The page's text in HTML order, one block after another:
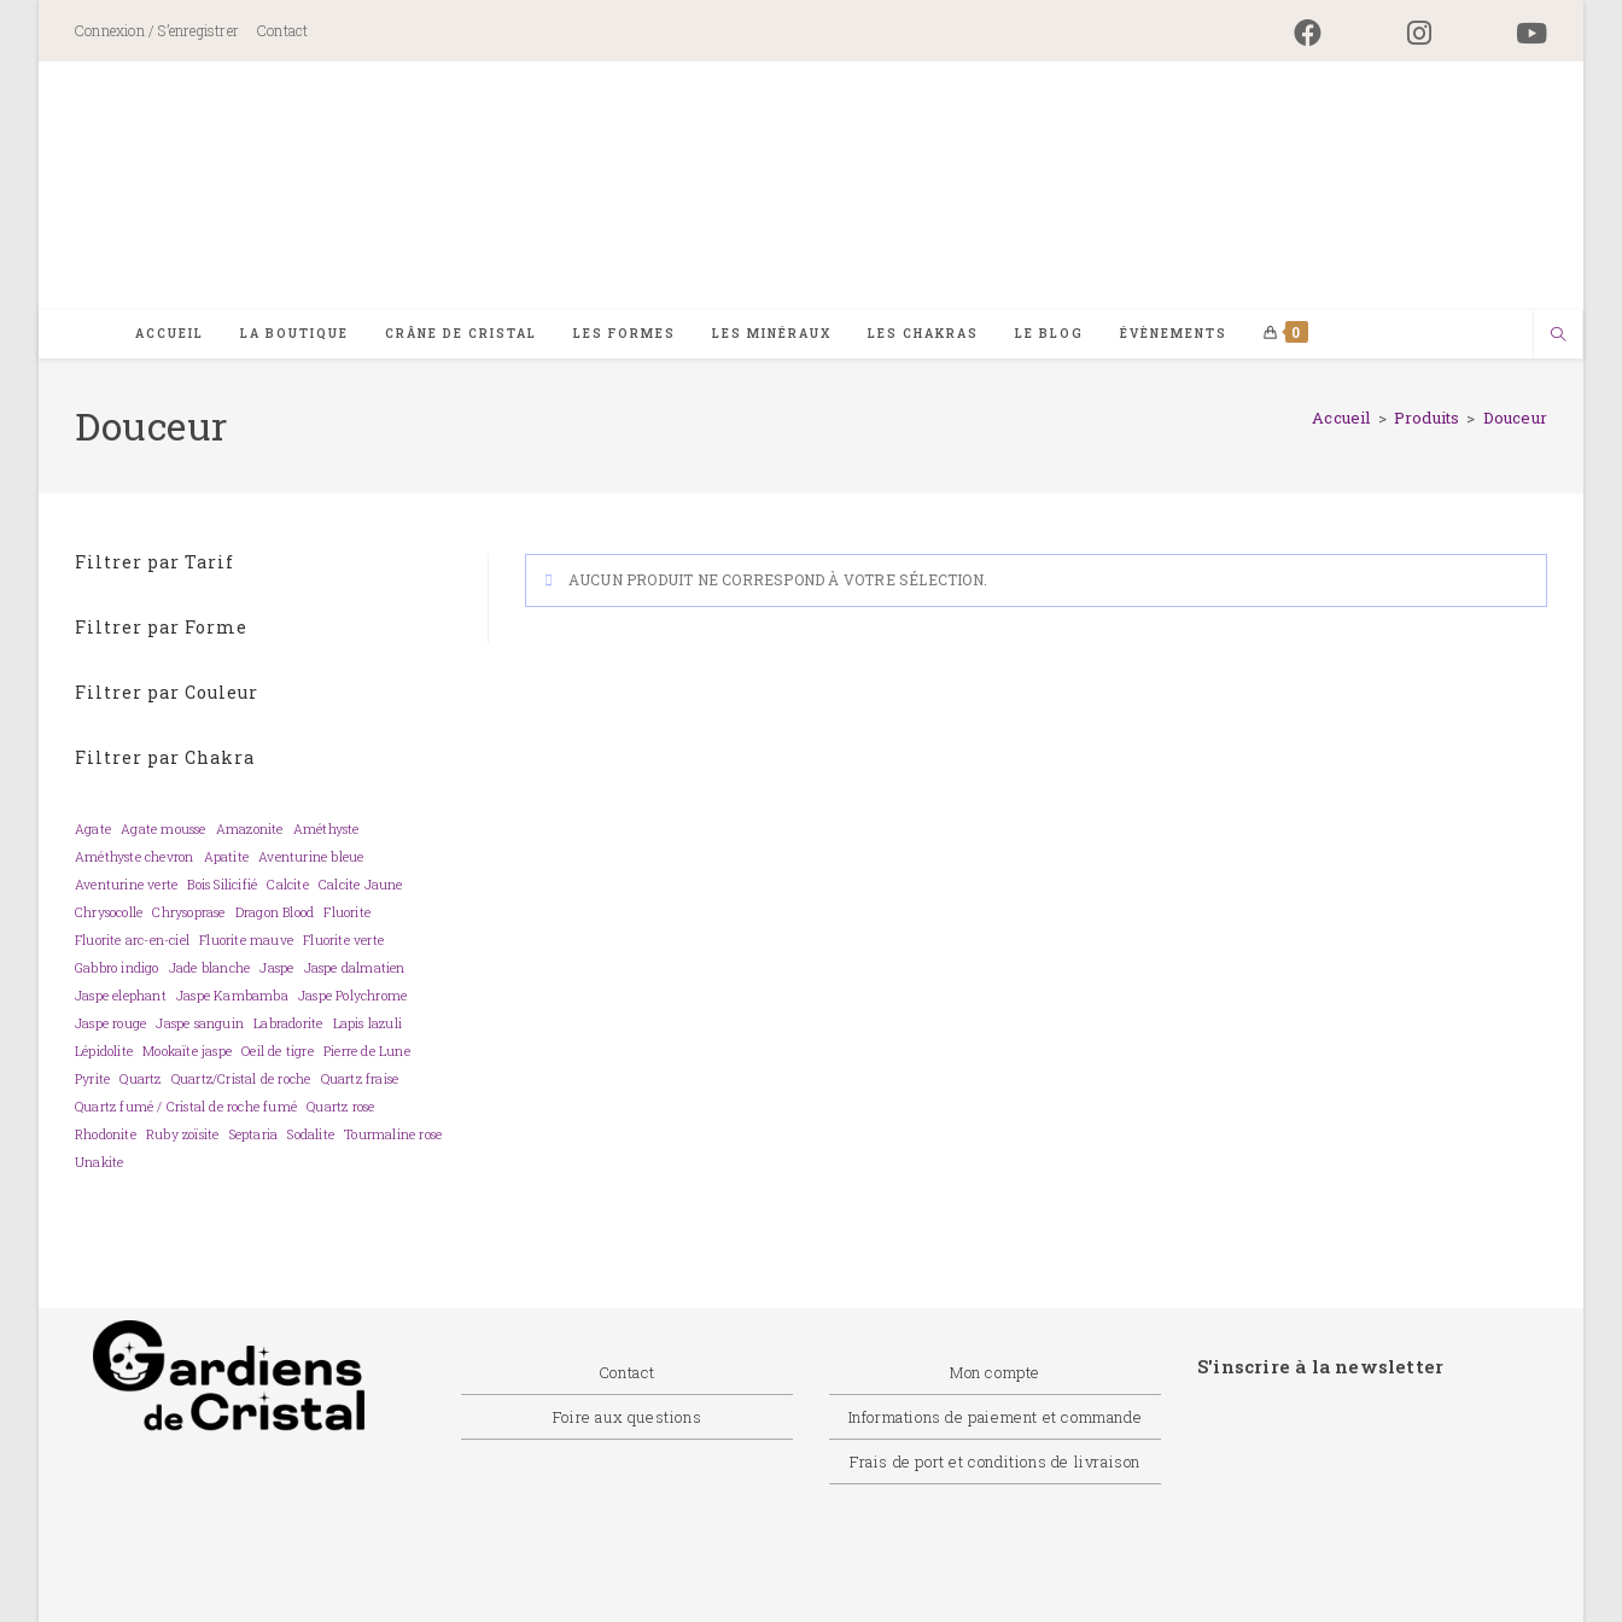
Connexion / S’enregistrer Contact
ACCUEIL LA BOUTIQUE CRÂNE DE CRISTAL LES FORMES LES MINÉRAUX LES CHAKRAS LE BLOG ÉVÈNEMENTS 0
Douceur Accueil > Produits > Douceur
AUCUN PRODUIT NE CORRESPOND À VOTRE SÉLECTION.
Filtrer par Tarif
Filtrer par Forme
Filtrer par Couleur
Filtrer par Chakra
Agate Agate mousse Amazonite
Améthyste
Améthyste chevron
Apatite Aventurine bleue
Aventurine verte
Bois Silicifié Calcite Calcite Jaune
Chrysocolle
Chrysoprase Dragon Blood
Fluorite
Fluorite arc-en-ciel Fluorite mauve Fluorite verte
Gabbro indigo
Jade blanche Jaspe
Jaspe dalmatien
Jaspe elephant Jaspe Kambamba Jaspe Polychrome
Jaspe rouge
Jaspe sanguin Labradorite
Lapis lazuli
Lépidolite Mookaïte jaspe Oeil de tigre Pierre de Lune
Pyrite
Quartz Quartz/Cristal de roche
Quartz fraise
Quartz fumé / Cristal de roche fumé Quartz rose
Rhodonite Ruby zoïsite Septaria Sodalite Tourmaline rose
Unakite
Contact
Foire aux questions
Mon compte
Informations de paiement et commande
Frais de port et conditions de livraison
S'inscrire à la newsletter